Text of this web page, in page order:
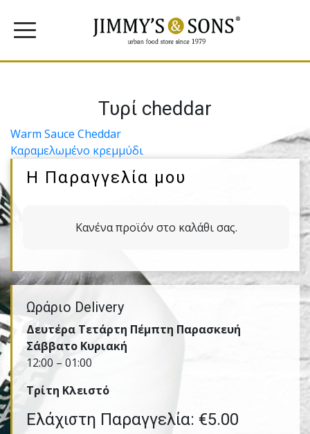
Τυρί cheddar
Πλοήγηση
άρθρων
Warm Sauce Cheddar
Καραµελωµένο κρεµµύδι
Η Παραγγελία μου
Κανένα προϊόν στο καλάθι σας.
Ωράριο Delivery
Δευτέρα Τετάρτη Πέμπτη Παρασκευή
Σάββατο Κυριακή
12:00 – 01:00
Τρίτη Kλειστό
Ελάχιστη Παραγγελία: €5.00